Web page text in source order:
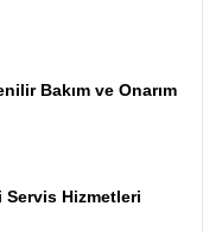
Bakım ve Onarım
Servis Hizmetleri